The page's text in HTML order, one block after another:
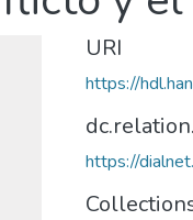
URI
https://
https://